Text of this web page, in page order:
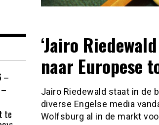
‘Jairo
naar Europese
Jairo Riedewald staat in de
diverse Engelse media
Wolfsburg al in de markt
–
te